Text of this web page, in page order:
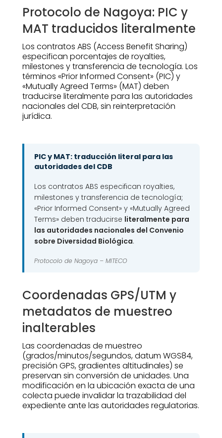
Protocolo de Nagoya: PIC y
MAT traducidos literalmente
Los contratos ABS (Access Benefit Sharing)
especifican porcentajes de royalties,
milestones y transferencia de tecnología. Los
términos «Prior Informed Consent» (PIC) y
«Mutually Agreed Terms» (MAT) deben
traducirse literalmente para las autoridades
nacionales del CDB, sin reinterpretación
jurídica.
PIC y MAT: traducción literal para las
autoridades del CDB
Los contratos ABS especifican royalties,
milestones y transferencia de tecnología;
«Prior Informed Consent» y «Mutually Agreed
Terms» deben traducirse literalmente para
las autoridades nacionales del Convenio
sobre Diversidad Biológica.
Protocolo de Nagoya – MITECO
Coordenadas GPS/UTM y
metadatos de muestreo
inalterables
Las coordenadas de muestreo
(grados/minutos/segundos, datum WGS84,
precisión GPS, gradientes altitudinales) se
preservan sin conversión de unidades. Una
modificación en la ubicación exacta de una
colecta puede invalidar la trazabilidad del
expediente ante las autoridades regulatorias.